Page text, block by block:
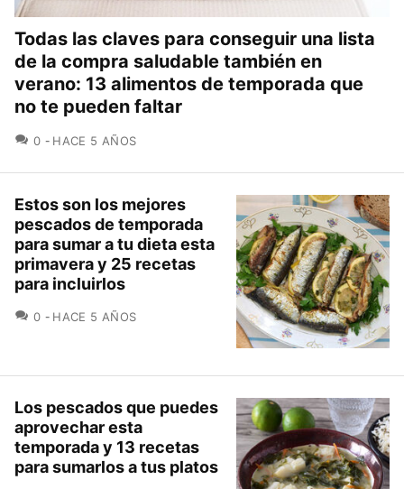
Todas las claves para conseguir una lista
de la compra saludable también en
verano: 13 alimentos de temporada que
no te pueden faltar
0 COMENTARIOS
HACE 5 AÑOS
Estos son los mejores
pescados de temporada
para sumar a tu dieta esta
primavera y 25 recetas
para incluirlos
0 COMENTARIOS
HACE 5 AÑOS
Los pescados que puedes
aprovechar esta
temporada y 13 recetas
para sumarlos a tus platos